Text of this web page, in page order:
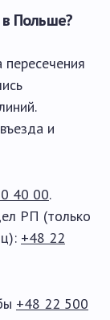
Польше?
и
40 00.
РП (только
+48 22
+48 22 500